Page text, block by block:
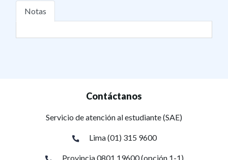
Notas
Contáctanos
Servicio de atención al estudiante (SAE)
Lima (01) 315 9600
Provincia 0801 19600 (opción 1-1)